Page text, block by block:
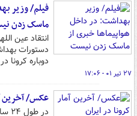
فیلم/ وزیر
ماسک زدن
انتقاد عین
دستورات
دوباره کرونا
۲۷ تیر ۰۱ - ۱۷:۰۶
عکس/ آخرین